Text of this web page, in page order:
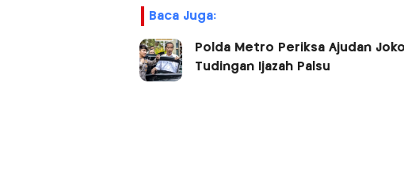
Baca Juga:
Polda Metro Periksa Ajudan
Tudingan Ijazah Palsu